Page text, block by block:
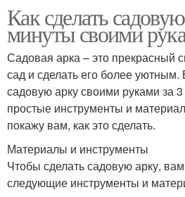
Как сделать
минуты своими
Садовая арка – это прекрасный
сад и сделать его более
садовую арку своими руками за
простые инструменты и
покажу вам, как это сделать.
Материалы и инструменты
Чтобы сделать садовую арку,
следующие инструменты и